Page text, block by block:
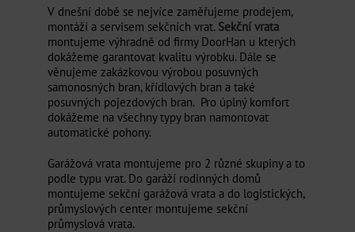
V dnešní době se nejvíce zaměřujeme prodejem,
montáží a servisem sekčních vrat. Sekční vrata
montujeme výhradně od firmy DoorHan u kterých
dokážeme garantovat kvalitu výrobku. Dále se
věnujeme zakázkovou výrobou posuvných
samonosných bran, křídlových bran a také
posuvných pojezdových bran. Pro úplný komfort
dokážeme na všechny typy bran namontovat
automatické pohony.
Garážová vrata montujeme pro 2 různé skupiny a to
podle typu vrat. Do garáží rodinných domů
montujeme sekční garážová vrata a do logistických,
průmyslových center montujeme sekční
průmyslová vrata.